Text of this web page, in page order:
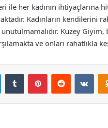
ile her kadının
Kadınların
Kuzey
ve onları rahatlıkla
LinkedInTumblr PinterestReddit